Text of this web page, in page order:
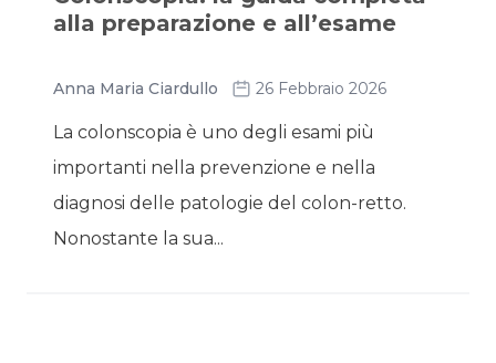
alla preparazione e all’esame
Anna Maria Ciardullo 26 Febbraio 2026
La colonscopia è uno degli esami più
importanti nella prevenzione e nella
diagnosi delle patologie del colon-retto.
Nonostante la sua...